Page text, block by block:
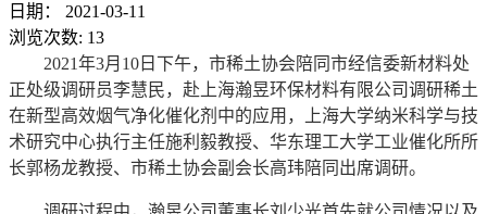
日期：
2021-03-11
浏览次数: 13
2021年3月10日下午，市稀土协会陪同市经信委新材料处
正处级调研员李慧民，赴上海瀚昱环保材料有限公司调研稀土
在新型高效烟气净化催化剂中的应用，上海大学纳米科学与技
术研究中心执行主任施利毅教授、华东理工大学工业催化所所
长郭杨龙教授、市稀土协会副会长高玮陪同出席调研。